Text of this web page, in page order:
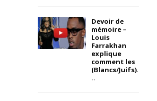
Devoir de
mémoire –
Louis
Farrakhan
explique
comment les
(Blancs/Juifs).
..